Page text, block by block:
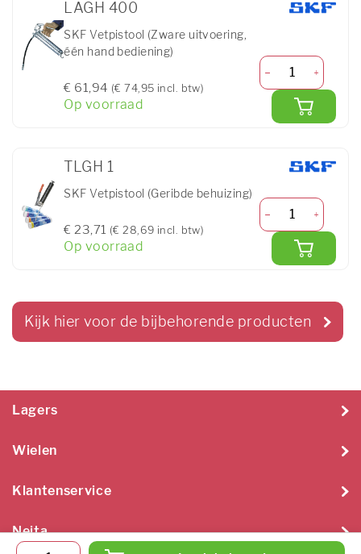
LAGH 400
SKF Vetpistool (Zware uitvoering,
één hand bediening)
€ 61,94 (€ 74,95 incl. btw)
Op voorraad
TLGH 1
SKF Vetpistool (Geribde behuizing)
€ 23,71 (€ 28,69 incl. btw)
Op voorraad
Kijk hier voor de bijbehorende producten
Lagers
Wielen
Klantenservice
Neita